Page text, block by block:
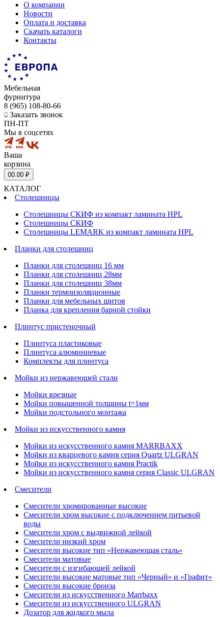
О компании
Новости
Оплата и доставка
Скачать каталоги
Контакты
Мебельная
фурнитура
8 (965) 108-80-66
Заказать звонок
ПН-ПТ
Мы в соцсетях
Ваша
корзина
00.00 ₽
КАТАЛОГ
Столешницы
Столешницы СКИФ из компакт ламината HPL
Столешницы СКИФ
Столешницы LEMARK из компакт ламината HPL
Планки для столешниц
Планки для столешниц 16 мм
Планки для столешниц 28мм
Планки для столешниц 38мм
Планки термоизоляционные
Планки для мебельных щитов
Планка для крепления барной стойки
Плинтус пристеночный
Плинтуса пластиковые
Плинтуса алюминиевые
Комплекты для плинтуса
Мойки из нержавеющей стали
Мойки врезные
Мойки повышенной толщины t=1мм
Мойки подстольного монтажа
Мойки из искусственного камня
Мойки из искусственного камня MARRBAXX
Мойки из кварцевого камня серия Quartz ULGRAN
Мойки из искусственного камня Practik
Мойки из искусственного камня серия Classic ULGRAN
Смесители
Смесители хромированные высокие
Смесители хром высокие с подключением питьевой
воды
Смесители хром с выдвижной лейкой
Смесители низкий хром
Смесители высокие тип «Нержавеющая сталь»
Смесители матовые
Смесители с изгибающей лейкой
Смесители высокие матовые тип «Черный» и «Графит»
Смесители высокие бронза
Смесители из искусственного Marrbaxx
Смесители из искусственного ULGRAN
Дозатор для жидкого мыла